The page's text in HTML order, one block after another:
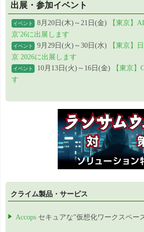
出展・参加イベント
イベント 8月20日(木)～21日(金)
【東京】
京'26に出展します
イベント 9月29日(火)～30日(水)
【東京】
京 2026に出展します
イベント 10月13日(火)～16日(金)
【東京】
す
クライム製品・サービス
Accops セキュアな”仮想化ワークスペー